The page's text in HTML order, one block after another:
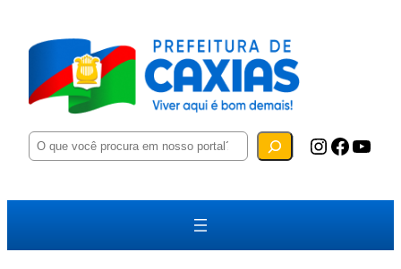
P
e
u
a
Instagram Facebook YouTube